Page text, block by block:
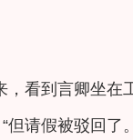
看到言卿坐在
但请假被驳回了